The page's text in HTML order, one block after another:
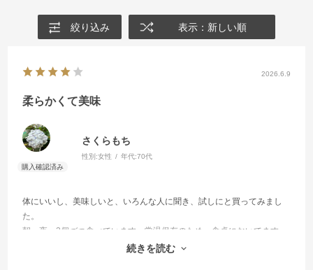
絞り込み 表示：新しい順
2026.6.9
柔らかくて美味
さくらもち
性別:女性 年代:70代
体にいいし、美味しいと、いろんな人に聞き、試しにと買ってみまし
た。
朝、夜、2個づつ食べています。常温保存のため、食卓においてます。
家族も、食べたい時に、すぐ食べれる場所なので、みんなで食べてま
続きを読む